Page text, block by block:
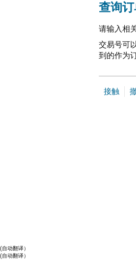
查询
请输入相
交易号可
到的作为
接触
(自动翻译）
(自动翻译）